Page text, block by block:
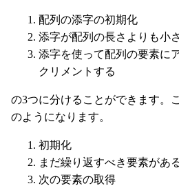
配列の添字の初期化
添字が配列の長さよりも小
添字を使って配列の要素に
クリメントする
の3つに分けることができます。
のようになります。
初期化
まだ繰り返すべき要素があ
次の要素の取得